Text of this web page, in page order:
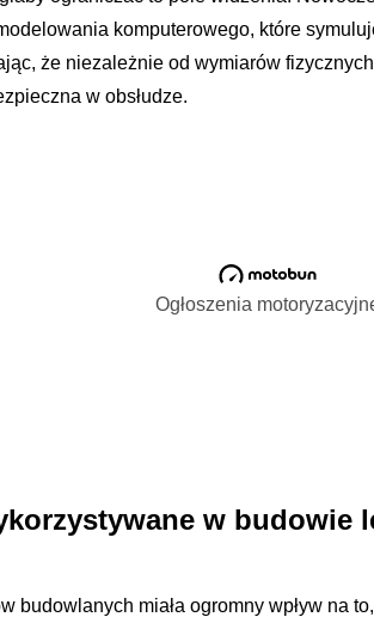
komputerowego, które
że niezależnie od wymiarów
w obsłudze.
Ogłoszenia
w budowie
budowlanych miała ogromny wpływ na